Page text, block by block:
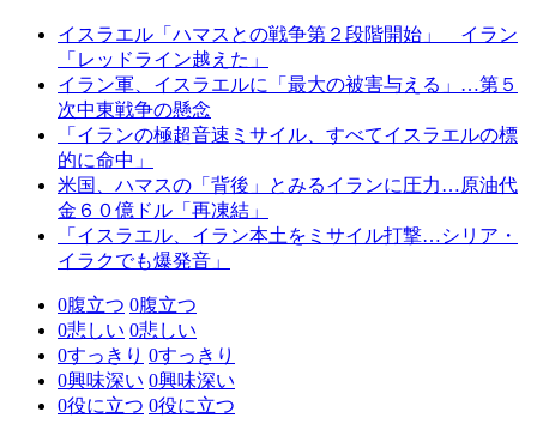
イスラエル「ハマスとの戦争第２段階開始」 イラン
「レッドライン越えた」
イラン軍、イスラエルに「最大の被害与える」…第５
次中東戦争の懸念
「イランの極超音速ミサイル、すべてイスラエルの標
的に命中」
米国、ハマスの「背後」とみるイランに圧力…原油代
金６０億ドル「再凍結」
「イスラエル、イラン本土をミサイル打撃…シリア・
イラクでも爆発音」
0腹立つ 0腹立つ
0悲しい 0悲しい
0すっきり 0すっきり
0興味深い 0興味深い
0役に立つ 0役に立つ